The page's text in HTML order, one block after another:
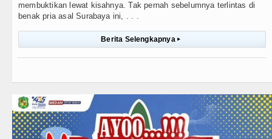
membuktikan lewat kisahnya. Tak pernah sebelumnya terlintas di
benak pria asal Surabaya ini, . . .
Berita Selengkapnya ▸